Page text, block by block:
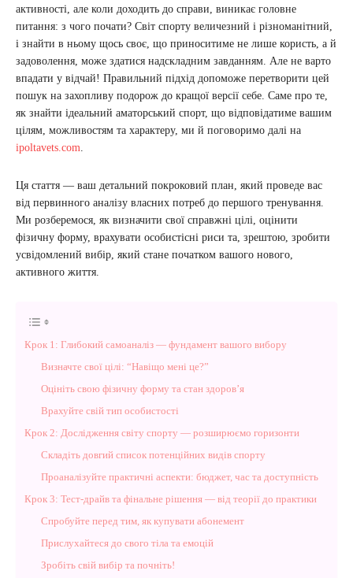
активності, але коли доходить до справи, виникає головне
питання: з чого почати? Світ спорту величезний і різноманітний,
і знайти в ньому щось своє, що приноситиме не лише користь, а й
задоволення, може здатися надскладним завданням. Але не варто
впадати у відчай! Правильний підхід допоможе перетворити цей
пошук на захопливу подорож до кращої версії себе. Саме про те,
як знайти ідеальний аматорський спорт, що відповідатиме вашим
цілям, можливостям та характеру, ми й поговоримо далі на
ipoltavets.com.
Ця стаття — ваш детальний покроковий план, який проведе вас
від первинного аналізу власних потреб до першого тренування.
Ми розберемося, як визначити свої справжні цілі, оцінити
фізичну форму, врахувати особистісні риси та, зрештою, зробити
усвідомлений вибір, який стане початком вашого нового,
активного життя.
Крок 1: Глибокий самоаналіз — фундамент вашого вибору
Визначте свої цілі: “Навіщо мені це?”
Оцініть свою фізичну форму та стан здоров’я
Врахуйте свій тип особистості
Крок 2: Дослідження світу спорту — розширюємо горизонти
Складіть довгий список потенційних видів спорту
Проаналізуйте практичні аспекти: бюджет, час та доступність
Крок 3: Тест-драйв та фінальне рішення — від теорії до практики
Спробуйте перед тим, як купувати абонемент
Прислухайтеся до свого тіла та емоцій
Зробіть свій вибір та почніть!